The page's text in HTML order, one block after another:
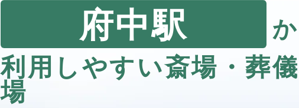
府中駅
利用しやすい斎場・葬
場